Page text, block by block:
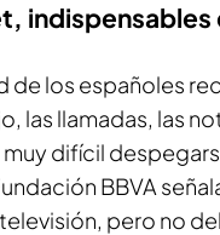
indispensables
de los españoles
las llamadas, las
muy difícil
BBVA
pero no